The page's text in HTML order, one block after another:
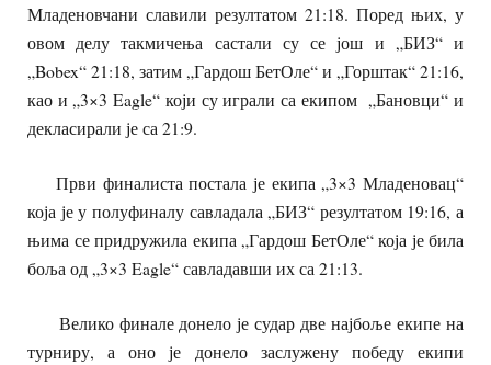
Младеновчани славили резултатом 21:18. Поред њих, у
овом делу такмичења састали су се још и „БИЗ“ и
„Bobex“ 21:18, затим „Гардош БетОле“ и „Горштак“ 21:16,
као и „3×3 Eagle“ који су играли са екипом „Бановци“ и
декласирали је са 21:9.
Први финалиста постала је екипа „3×3 Младеновац“
која је у полуфиналу савладала „БИЗ“ резултатом 19:16, а
њима се придружила екипа „Гардош БетОле“ која је била
боља од „3×3 Eagle“ савладавши их са 21:13.
Велико финале донело је судар две најбоље екипе на
турниру, а оно је донело заслужену победу екипи